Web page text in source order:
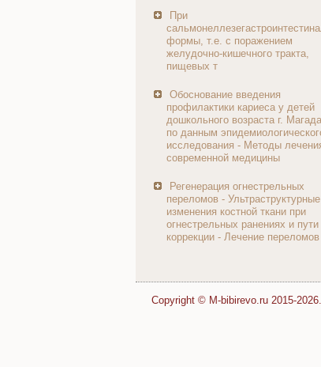
При
формы, т.е. с поражением
желудочно-кишечного тракта,
пищевых т
Обоснование введения
профилактики кариеса у детей
дошкольного возраста г.
по данным
исследования - Методы
современной медицины
Регенерация огнестрельных
переломов - Ультраструктурные
изменения костной ткани при
огнестрельных ранениях и пути
коррекции - Лечение переломов
Copyright © M-bibirevo.ru 2015-